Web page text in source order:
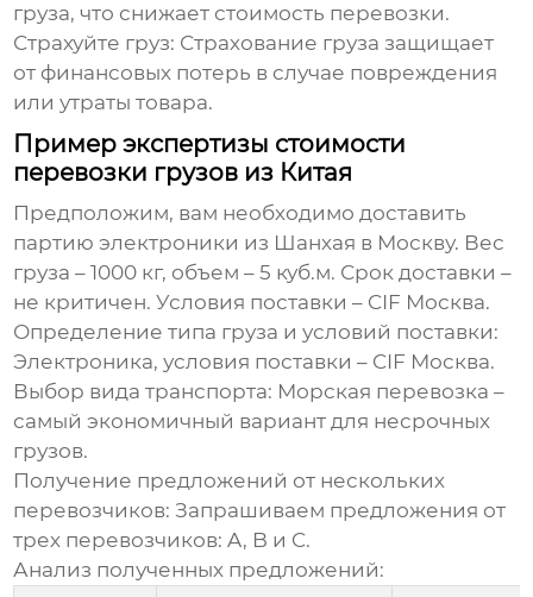
груза, что снижает стоимость перевозки.
Страхуйте груз: Страхование груза защищает
от финансовых потерь в случае повреждения
или утраты товара.
Пример экспертизы стоимости
перевозки грузов из Китая
Предположим, вам необходимо доставить
партию электроники из Шанхая в Москву. Вес
груза – 1000 кг, объем – 5 куб.м. Срок доставки –
не критичен. Условия поставки – CIF Москва.
Определение типа груза и условий поставки:
Электроника, условия поставки – CIF Москва.
Выбор вида транспорта: Морская перевозка –
самый экономичный вариант для несрочных
грузов.
Получение предложений от нескольких
перевозчиков: Запрашиваем предложения от
трех перевозчиков: A, B и C.
Анализ полученных предложений: